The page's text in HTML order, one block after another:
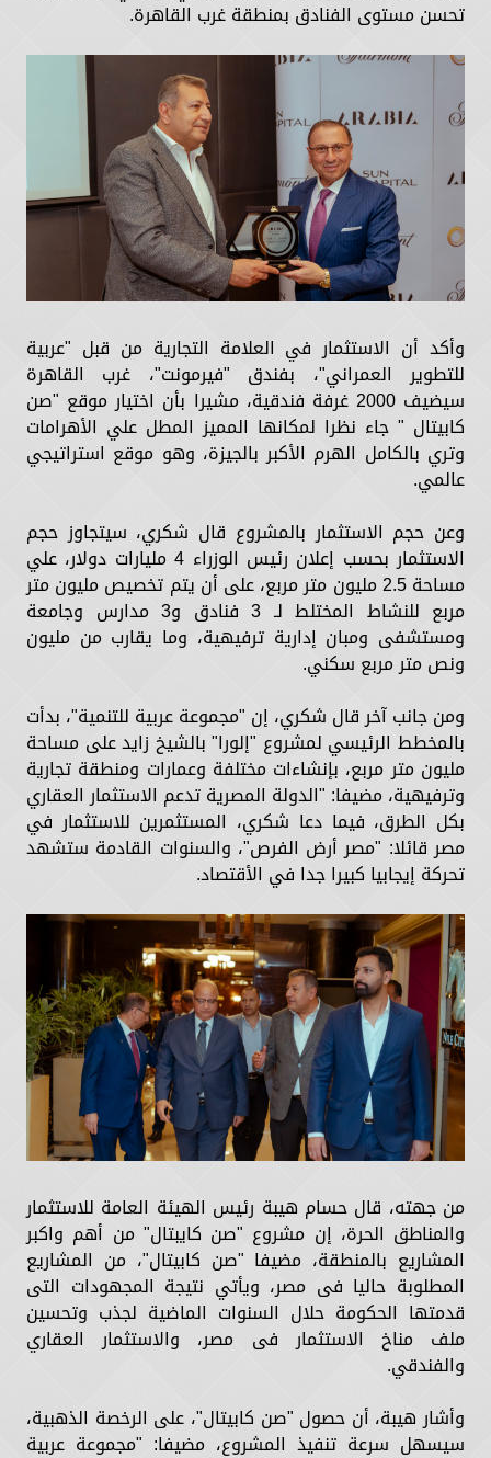
تحسن مستوى الفنادق بمنطقة غرب القاهرة.
وأكد أن الاستثمار في العلامة التجارية من قبل "عربية
للتطوير العمراني"، بفندق "فيرمونت"، غرب القاهرة
سيضيف 2000 غرفة فندقية، مشيرا بأن اختيار موقع "صن
كابيتال " جاء نظرا لمكانها المميز المطل علي الأهرامات
وتري بالكامل الهرم الأكبر بالجيزة، وهو موقع استراتيجي
عالمي.
وعن حجم الاستثمار بالمشروع قال شكري، سيتجاوز حجم
الاستثمار بحسب إعلان رئيس الوزراء 4 مليارات دولار، علي
مساحة 2.5 مليون متر مربع، على أن يتم تخصيص مليون متر
مربع للنشاط المختلط لـ 3 فنادق و3 مدارس وجامعة
ومستشفى ومبان إدارية ترفيهية، وما يقارب من مليون
ونص متر مربع سكني.
ومن جانب آخر قال شكري، إن "مجموعة عربية للتنمية"، بدأت
بالمخطط الرئيسي لمشروع "إلورا" بالشيخ زايد على مساحة
مليون متر مربع، بإنشاءات مختلفة وعمارات ومنطقة تجارية
وترفيهية، مضيفا: "الدولة المصرية تدعم الاستثمار العقاري
بكل الطرق، فيما دعا شكري، المستثمرين للاستثمار في
مصر قائلا: "مصر أرض الفرص"، والسنوات القادمة ستشهد
تحركة إيجابيا كبيرا جدا في الأقتصاد.
من جهته، قال حسام هيبة رئيس الهيئة العامة للاستثمار
والمناطق الحرة، إن مشروع "صن كايبتال" من أهم واكبر
المشاريع بالمنطقة، مضيفا "صن كابيتال"، من المشاريع
المطلوبة حاليا فى مصر، ويأتي نتيجة المجهودات التى
قدمتها الحكومة حلال السنوات الماضية لجذب وتحسين
ملف مناخ الاستثمار فى مصر، والاستثمار العقاري
والفندقي.
وأشار هيبة، أن حصول "صن كابيتال"، على الرخصة الذهبية،
سيسهل سرعة تنفيذ المشروع، مضيفا: "مجموعة عربية